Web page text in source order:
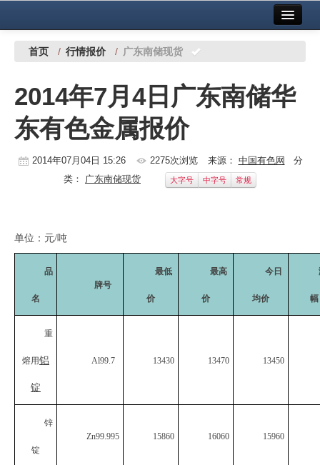
中国有色金属报社主办 广告服务
铜镍铅锌
铝
稀有稀土
地矿 建设
企业文化
数字报
首页 / 行情报价 / 广东南储现货
2014年7月4日广东南储华
东有色金属报价
2014年07月04日 15:26 2275次浏览 来源： 中国有色网 分
类： 广东南储现货 大字号 中字号 常规
单位：元/吨
品
名
牌号
最低
价
最高
价
今日
均价 幅
重
熔用铝
锭
Al99.7 13430 13470 13450
锌
锭
Zn99.995 15860 16060 15960